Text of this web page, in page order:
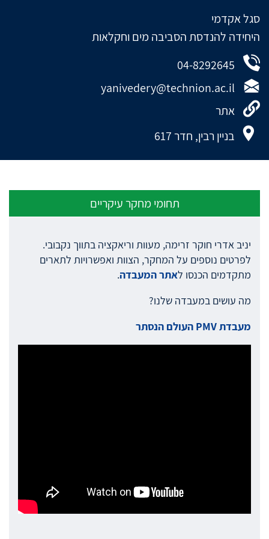
סגל אקדמי
היחידה להנדסת הסביבה מים וחקלאות
04-8292645
yanivedery@technion.ac.il
אתר
בניין רבין, חדר 617
תחומי מחקר עיקריים
יניב אדרי חוקר זרימה, מעוות וריאקציה בתווך נקבובי.
לפרטים נוספים על המחקר, הצוות ואפשרויות לתארים
מתקדמים הכנסו לאתר המעבדה.
מה עושים במעבדה שלנו?
מעבדת PMV העולם הנסתר